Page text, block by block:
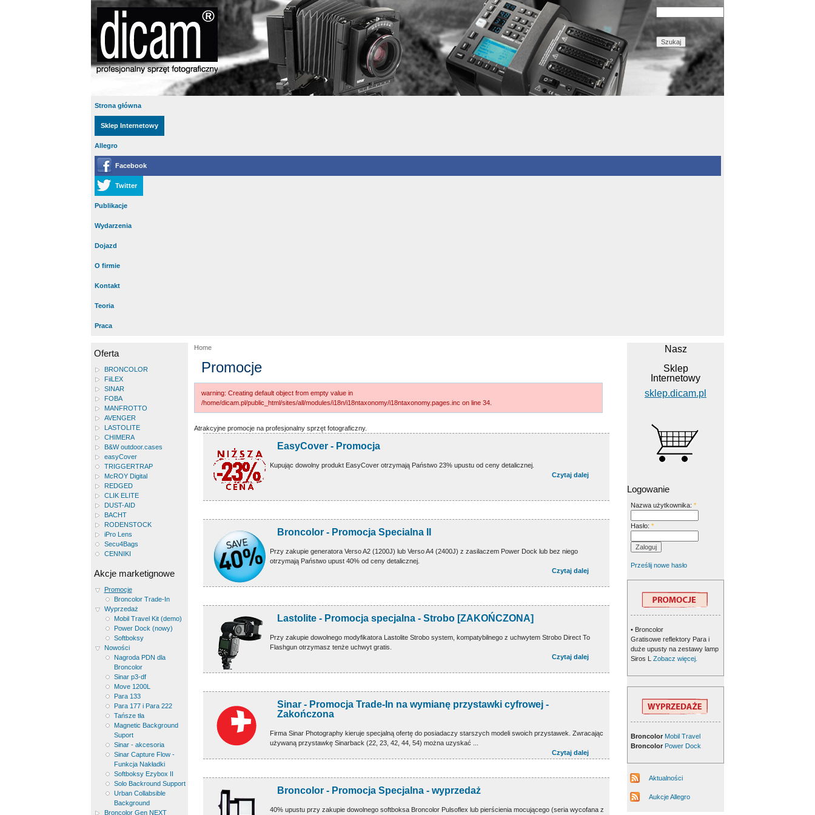
Strona główna
Sklep Internetowy
Allegro
Facebook
Twitter
Publikacje
Wydarzenia
Dojazd
O firmie
Kontakt
Teoria
Praca
Oferta
BRONCOLOR
FiiLEX
SINAR
FOBA
MANFROTTO
AVENGER
LASTOLITE
CHIMERA
B&W outdoor.cases
easyCover
TRIGGERTRAP
McROY Digital
REDGED
CLIK ELITE
DUST-AID
BACHT
RODENSTOCK
iPro Lens
Secu4Bags
CENNIKI
Akcje marketignowe
Promocje
Broncolor Trade-In
Wyprzedaż
Mobil Travel Kit (demo)
Power Dock (nowy)
Softboksy
Nowości
Nagroda PDN dla
Broncolor
Sinar p3-df
Move 1200L
Para 133
Para 177 i Para 222
Tańsze tła
Magnetic Background
Suport
Sinar - akcesoria
Sinar Capture Flow -
Funkcja Nakładki
Softboksy Ezybox II
Solo Backround Support
Urban Collabsible
Background
Broncolor Gen NEXT
Home
Promocje
warning: Creating default object from empty value in
/home/dicam.pl/public_html/sites/all/modules/i18n/i18ntaxonomy/i18ntaxonomy.pages.inc on line 34.
Atrakcyjne promocje na profesjonalny sprzęt fotograficzny.
EasyCover - Promocja
Kupując dowolny produkt EasyCover otrzymają Państwo 23% upustu od ceny detalicznej.
Czytaj dalej
Broncolor - Promocja Specialna II
Przy zakupie generatora Verso A2 (1200J) lub Verso A4 (2400J) z zasilaczem Power Dock lub bez niego
otrzymają Państwo upust 40% od ceny detalicznej.
Czytaj dalej
Lastolite - Promocja specjalna - Strobo [ZAKOŃCZONA]
Przy zakupie dowolnego modyfikatora Lastolite Strobo system, kompatybilnego z uchwytem Strobo Direct To
Flashgun otrzymasz tenże uchwyt gratis.
Czytaj dalej
Sinar - Promocja Trade-In na wymianę przystawki cyfrowej -
Zakończona
Firma Sinar Photography kieruje specjalną ofertę do posiadaczy starszych modeli swoich przystawek. Zwracając
używaną przystawkę Sinarback (22, 23, 42, 44, 54) można uzyskać ...
Czytaj dalej
Broncolor - Promocja Specjalna - wyprzedaż
40% upustu przy zakupie dowolnego softboksa Broncolor Pulsoflex lub pierścienia mocującego (seria wycofana z
Nasz
Sklep
Internetowy
sklep.dicam.pl
Logowanie
Nazwa użytkownika: *
Hasło: *
Prześlij nowe hasło
• Broncolor
Gratisowe reflektory Para i
duże upusty na zestawy lamp
Siros L Zobacz więcej.
Broncolor Mobil Travel
Broncolor Power Dock
Aktualności
Aukcje Allegro